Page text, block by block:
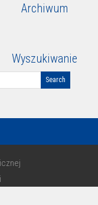
Archiwum
Wyszukiwanie